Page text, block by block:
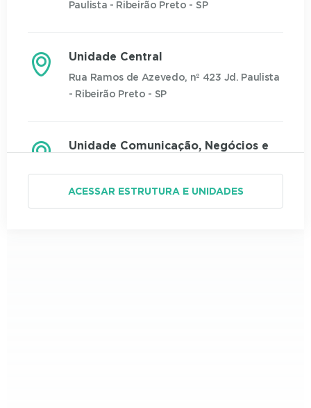
Paulista - Ribeirão Preto - SP
Unidade Central
Rua Ramos de Azevedo, nº 423 Jd. Paulista
- Ribeirão Preto - SP
Unidade Comunicação, Negócios e
Califórnia - Ribeirão Preto - SP
ACESSAR ESTRUTURA E UNIDADES